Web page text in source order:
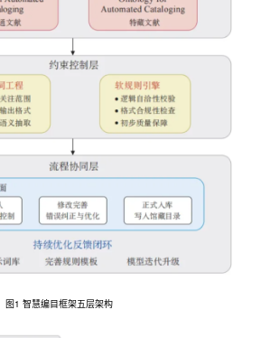
图1 智慧编目框架五层架构